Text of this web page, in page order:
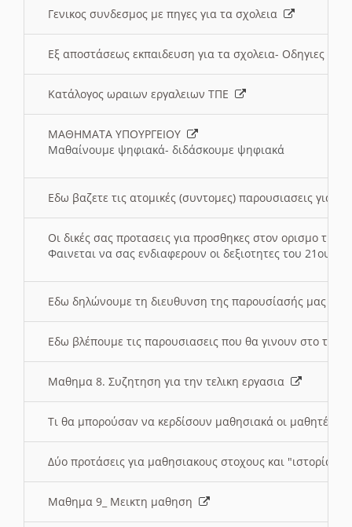
Γενικος συνδεσμος με πηγες για τα σχολεια
Εξ αποστάσεως εκπαιδευση για τα σχολεια- Οδηγιες
Κατάλογος ωραιων εργαλειων ΤΠΕ
ΜΑΘΗΜΑΤΑ ΥΠΟΥΡΓΕΙΟΥ
Μαθαίνουμε ψηφιακά- διδάσκουμε ψηφιακά
Εδω βαζετε τις ατομικές (συντομες) παρουσιασεις για
Οι δικές σας προτασεις για προσθηκες στον ορισμο
Φαινεται να σας ενδιαφερουν οι δεξιοτητες του 21ου
Εδω δηλώνουμε τη διευθυνση της παρουσίασής μας
Εδω βλέπουμε τις παρουσιασεις που θα γινουν στο
Μαθημα 8. Συζητηση για την τελικη εργασια
Τι θα μπορούσαν να κερδίσουν μαθησιακά οι μαθητές/
Δύο προτάσεις για μαθησιακους στοχους και "ιστορία"
Μαθημα 9_ Μεικτη μαθηση